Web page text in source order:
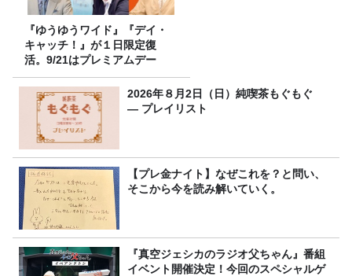
『ゆうゆうワイド』『デイ・
キャッチ！』が１日限定復
活。9/21はプレミアムデー
2026年８月2日（日）純喫茶もぐもぐ
― プレイリスト
【プレ金ナイト】なぜこれを？と問い、
そこから今を読み解いていく。
『真空ジェシカのラジオ父ちゃん』番組
イベント開催決定！今回のスペシャルゲ